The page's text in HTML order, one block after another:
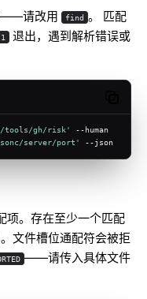
——请改用 find 。 匹配
1
退出，遇到解析错误或
tools/gh/risk'
--human
server/port' --json
项。存在至少一个匹配
文件槽位通配符会被拒
——请传入具体文件